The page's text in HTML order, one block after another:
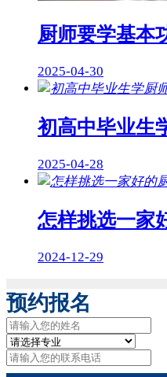
厨师要学基本
2025-04-30
初高中毕业生
2025-04-28
怎样挑选一家
2024-12-29
预约报名